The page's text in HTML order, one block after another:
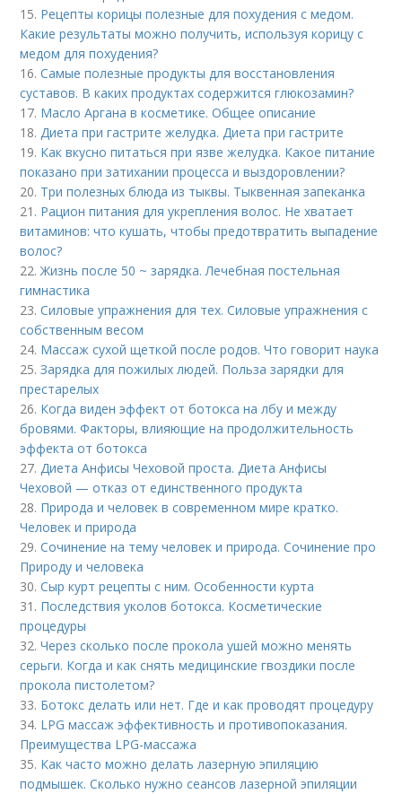
15. Рецепты корицы полезные для похудения с медом.
Какие результаты можно получить, используя корицу с
медом для похудения?
16.Самые полезные продукты для восстановления
суставов. В каких продуктах содержится глюкозамин?
17. Масло Аргана в косметике. Общее описание
18.Диета при гастрите желудка. Диета при гастрите
19. Как вкусно питаться при язве желудка. Какое питание
показано при затихании процесса и выздоровлении?
20. Три полезных блюда из тыквы. Тыквенная запеканка
21. Рацион питания для укрепления волос. Не хватает
витаминов: что кушать, чтобы предотвратить выпадение
волос?
22.Жизнь после 50 ~ зарядка. Лечебная постельная
гимнастика
23.Силовые упражнения для тех. Силовые упражнения с
собственным весом
24. Массаж сухой щеткой после родов. Что говорит наука
25.Зарядка для пожилых людей. Польза зарядки для
престарелых
26. Когда виден эффект от ботокса на лбу и между
бровями. Факторы, влияющие на продолжительность
эффекта от ботокса
27.Диета Анфисы Чеховой проста. Диета Анфисы
Чеховой — отказ от единственного продукта
28. Природа и человек в современном мире кратко.
Человек и природа
29.Сочинение на тему человек и природа. Сочинение про
Природу и человека
30.Сыр курт рецепты с ним. Особенности курта
31. Последствия уколов ботокса. Косметические
процедуры
32.Через сколько после прокола ушей можно менять
серьги. Когда и как снять медицинские гвоздики после
прокола пистолетом?
33. Ботокс делать или нет. Где и как проводят процедуру
34. LPG массаж эффективность и противопоказания.
Преимущества LPG-массажа
35. Как часто можно делать лазерную эпиляцию
подмышек. Сколько нужно сеансов лазерной эпиляции